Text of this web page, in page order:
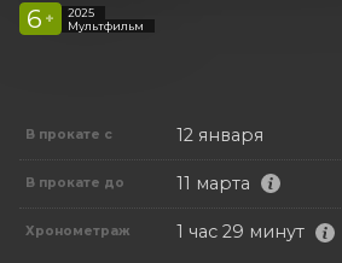
6 +
2025
Мультфильм
В прокате с 12 января
В прокате до 11 марта
Хронометраж 1 час 29 минут